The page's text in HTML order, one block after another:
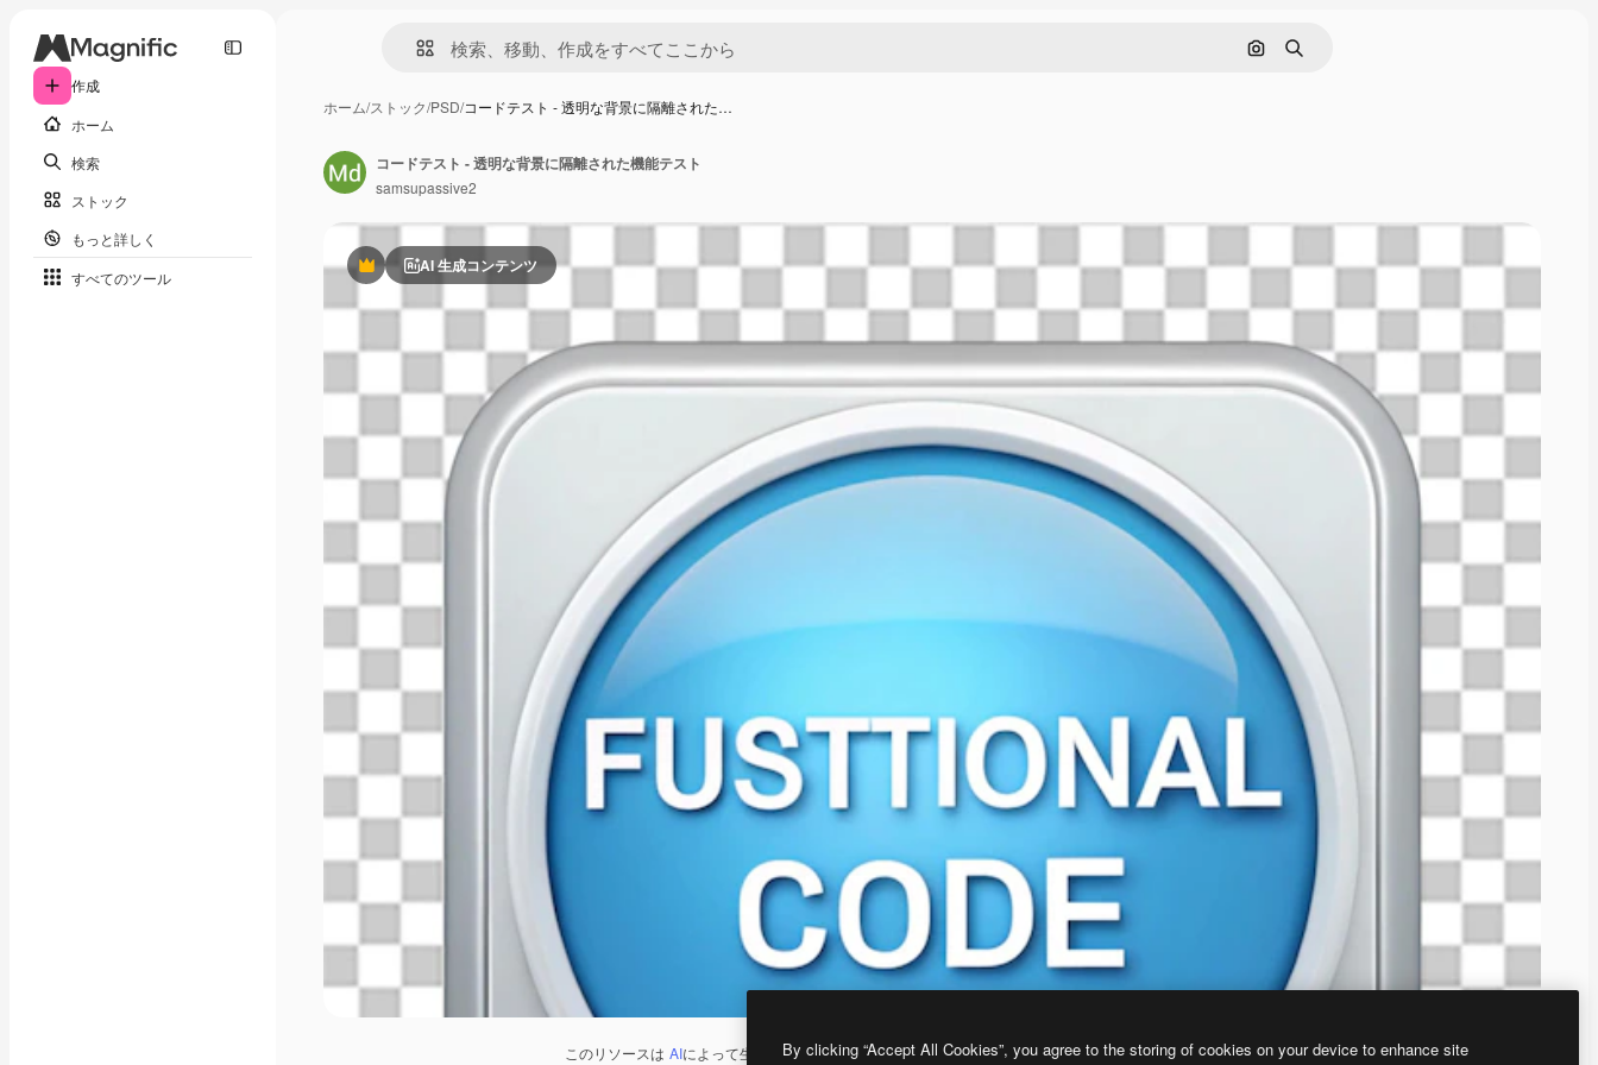
作成
ホーム
検索
ストック
もっと詳しく
すべてのツール
画像で検索
検索
ホーム/ストック/PSD/コードテスト - 透明な背景に隔離された…
PremiumAI 生成コンテンツ
このリソースは AIによって生成されたものです。 AI画像生成ツールを使うと、あなた独自の画像を作成できます。
コードテスト - 透明な背景に隔離された機能テスト
samsupassive2
By clicking “Accept All Cookies”, you agree to the storing of cookies on your device to enhance site